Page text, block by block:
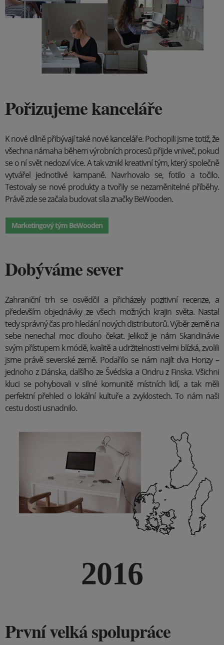
Pořizujeme kanceláře
K nové dílně přibývají také nové kanceláře. Pochopili jsme totiž, že
všechna námaha během výrobních procesů přijde vniveč, pokud
se o ní svět nedozví více. A tak vznikl kreativní tým, který společně
vytvářel jednotlivé kampaně. Navrhovalo se, fotilo a točilo.
Testovaly se nové produkty a tvořily se nezaměnitelné příběhy.
Právě zde se začala budovat síla značky BeWooden.
Marketingový tým BeWooden
Dobýváme sever
Zahraniční trh se osvědčil a přicházely pozitivní recenze, a
především objednávky ze všech možných krajin světa. Nastal
tedy správný čas pro hledání nových distributorů. Výběr země na
sebe nenechal moc dlouho čekat. Jelikož je nám Skandinávie
svým přístupem k módě, kvalitě a udržitelnosti velmi blízká, zvolili
jsme právě severské země. Podařilo se nám najít dva Honzy –
jednoho z Dánska, dalšího ze Švédska a Ondru z Finska. Všichni
kluci se pohybovali v silné komunitě místních lidí, a tak měli
perfektní přehled o lokální kultuře a zvyklostech. To nám naši
cestu dosti usnadnilo.
2016
První velká spolupráce